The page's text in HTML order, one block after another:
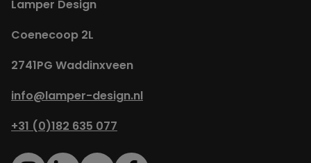
Lamper Design
Coenecoop 2L
2741PG Waddinxveen
info@lamper-design.nl
+31 (0)182 635 077